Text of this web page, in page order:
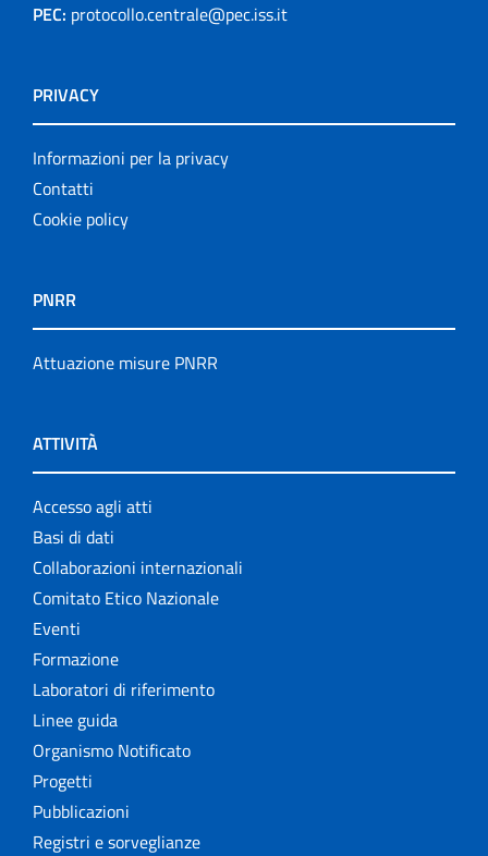
PEC: protocollo.centrale@pec.iss.it
PRIVACY
Informazioni per la privacy
Contatti
Cookie policy
PNRR
Attuazione misure PNRR
ATTIVITÀ
Accesso agli atti
Basi di dati
Collaborazioni internazionali
Comitato Etico Nazionale
Eventi
Formazione
Laboratori di riferimento
Linee guida
Organismo Notificato
Progetti
Pubblicazioni
Registri e sorveglianze